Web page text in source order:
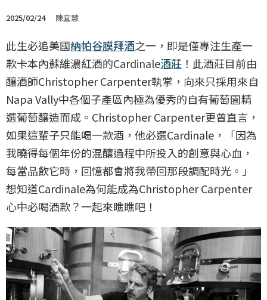
2025/02/24 陳宜慧
此生必追美國納帕谷膜拜酒之一，即是僅專注生產一
款卡本內蘇維濃紅酒的Cardinale酒莊 ！此酒莊目前由
釀酒師Christopher Carpenter執掌，向來只採用來自
Napa Vally中各個子產區內極為優秀的自有葡萄園精
選葡萄釀造而成。Christopher Carpenter更曾直言，
如果這輩子只能喝一款酒，他必選Cardinale，「因為
我曉得每個年份的混釀過程中所投入的創意與心血，
每當品飲它時，回憶都會將我帶回那段調配時光。」
想知道Cardinale為何能成為Christopher Carpenter
心中必喝酒款？一起來瞧瞧吧！